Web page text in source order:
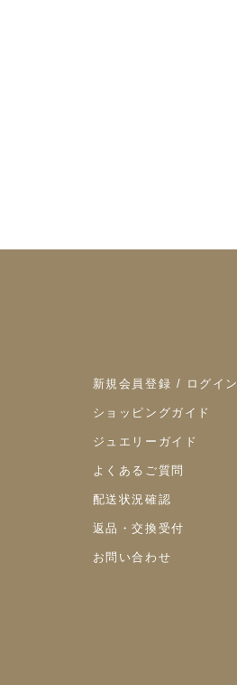
新規会員登録 / ログイン
ショッピングガイド
ジュエリーガイド
よくあるご質問
配送状況確認
返品・交換受付
お問い合わせ